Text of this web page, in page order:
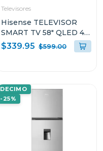
Televisores
Hisense TELEVISOR
SMART TV 58" QLED 4K
UHD VIDAA Q6QV
$339.95 $599.00
DECIMO
-25%